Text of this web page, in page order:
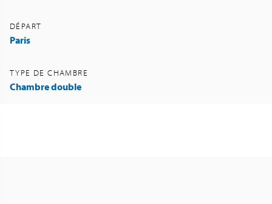
DÉPART
Paris
TYPE DE CHAMBRE
Chambre double